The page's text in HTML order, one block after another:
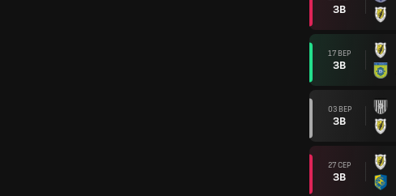
ЗВ
17 ВЕР
ЗВ
03 ВЕР
ЗВ
27 СЕР
ЗВ